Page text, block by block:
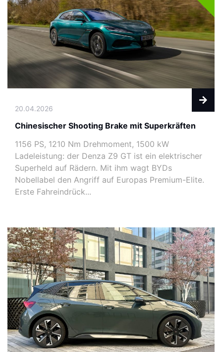
20.04.2026
Chinesischer Shooting Brake mit Superkräften
1156 PS, 1210 Nm Drehmoment, 1500 kW
Ladeleistung: der Denza Z9 GT ist ein elektrischer
Superheld auf Rädern. Mit ihm wagt BYDs
Nobellabel den Angriff auf Europas Premium-Elite.
Erste Fahreindrück...